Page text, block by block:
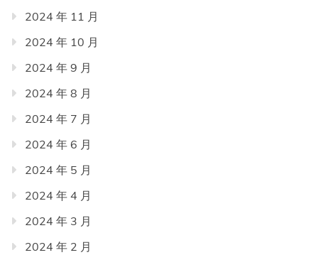
2024 年 11 月
2024 年 10 月
2024 年 9 月
2024 年 8 月
2024 年 7 月
2024 年 6 月
2024 年 5 月
2024 年 4 月
2024 年 3 月
2024 年 2 月